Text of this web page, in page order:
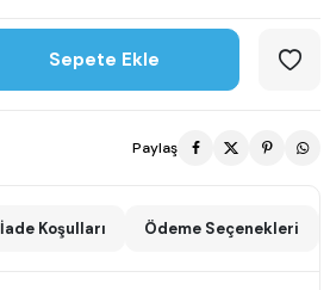
Sepete Ekle
Paylaş
İade Koşulları Ödeme Seçenekleri